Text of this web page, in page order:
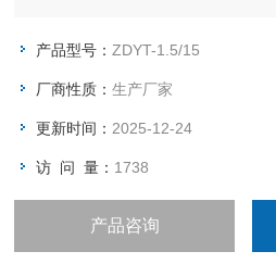
技术。对虾隧道式液氮速冻机
产品型号：ZDYT-1.5/15
厂商性质：生产厂家
更新时间： 2025-12-24
访 问 量： 1738
产品咨询